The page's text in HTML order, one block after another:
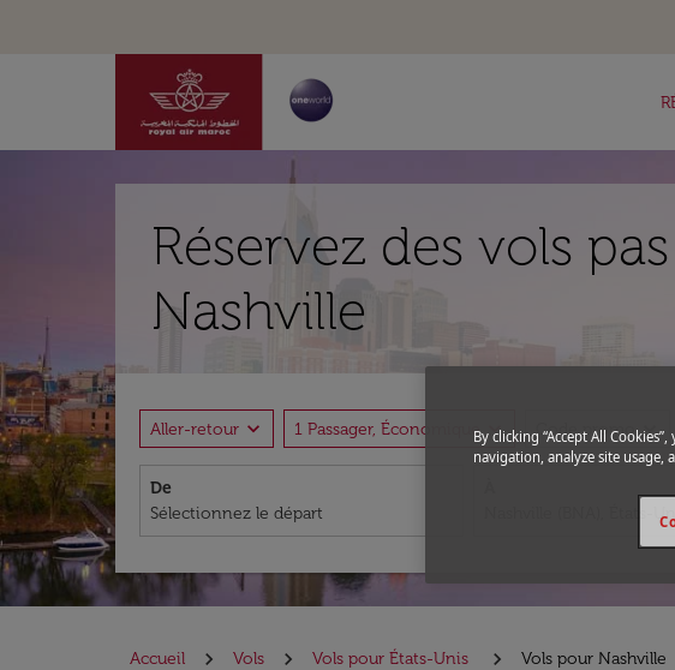
Réservez des vols
Nashville
Aller-retour expand_more 1 Passager, Économiqueexpand_more Code promo expand_more
De
Accueil Vols Vols pour États-Unis Vols pour Nashville
By clicking “Accept All
navigation, analyze site